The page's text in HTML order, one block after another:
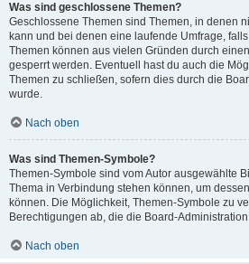
Was sind geschlossene Themen?
Geschlossene Themen sind Themen, in denen
kann und bei denen eine laufende Umfrage,
Themen können aus vielen Gründen durch
gesperrt werden. Eventuell hast du auch die
Themen zu schließen, sofern dies durch die
wurde.
Nach oben
Was sind Themen-Symbole?
Themen-Symbole sind vom Autor ausgewählte
Thema in Verbindung stehen können, um
können. Die Möglichkeit, Themen-Symbole zu
Berechtigungen ab, die die Board-
Nach oben